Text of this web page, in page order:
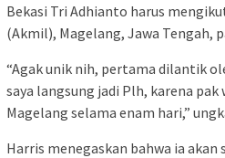
Bekasi Tri Adhianto harus
(Akmil), Magelang, Jawa Tengah,
“Agak unik nih, pertama dilantik
saya langsung jadi Plh, karena
Magelang selama enam hari,”
Harris menegaskan bahwa ia akan